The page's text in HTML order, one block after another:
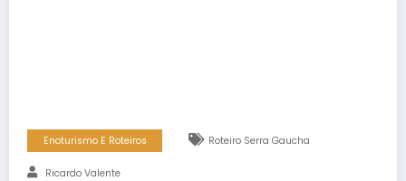
Enoturismo E Roteiros Roteiro Serra Gaucha
Ricardo Valente